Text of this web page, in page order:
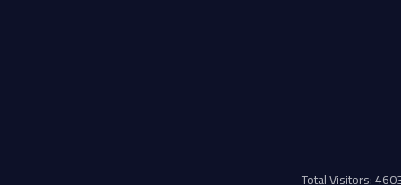
Total Visitors: